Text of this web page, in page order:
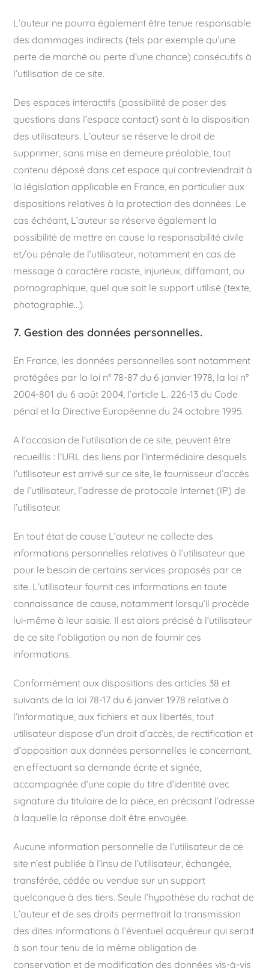
L’auteur ne pourra également être tenue responsable
des dommages indirects (tels par exemple qu’une
perte de marché ou perte d’une chance) consécutifs à
l’utilisation de ce site.
Des espaces interactifs (possibilité de poser des
questions dans l’espace contact) sont à la disposition
des utilisateurs. L’auteur se réserve le droit de
supprimer, sans mise en demeure préalable, tout
contenu déposé dans cet espace qui contreviendrait à
la législation applicable en France, en particulier aux
dispositions relatives à la protection des données. Le
cas échéant, L’auteur se réserve également la
possibilité de mettre en cause la responsabilité civile
et/ou pénale de l’utilisateur, notamment en cas de
message à caractère raciste, injurieux, diffamant, ou
pornographique, quel que soit le support utilisé (texte,
photographie…).
7. Gestion des données personnelles.
En France, les données personnelles sont notamment
protégées par la loi n° 78-87 du 6 janvier 1978, la loi n°
2004-801 du 6 août 2004, l’article L. 226-13 du Code
pénal et la Directive Européenne du 24 octobre 1995.
A l’occasion de l’utilisation de ce site, peuvent être
recueillis : l’URL des liens par l’intermédiaire desquels
l’utilisateur est arrivé sur ce site, le fournisseur d’accès
de l’utilisateur, l’adresse de protocole Internet (IP) de
l’utilisateur.
En tout état de cause L’auteur ne collecte des
informations personnelles relatives à l’utilisateur que
pour le besoin de certains services proposés par ce
site. L’utilisateur fournit ces informations en toute
connaissance de cause, notamment lorsqu’il procède
lui-même à leur saisie. Il est alors précisé à l’utilisateur
de ce site l’obligation ou non de fournir ces
informations.
Conformément aux dispositions des articles 38 et
suivants de la loi 78-17 du 6 janvier 1978 relative à
l’informatique, aux fichiers et aux libertés, tout
utilisateur dispose d’un droit d’accès, de rectification et
d’opposition aux données personnelles le concernant,
en effectuant sa demande écrite et signée,
accompagnée d’une copie du titre d’identité avec
signature du titulaire de la pièce, en précisant l’adresse
à laquelle la réponse doit être envoyée.
Aucune information personnelle de l’utilisateur de ce
site n’est publiée à l’insu de l’utilisateur, échangée,
transférée, cédée ou vendue sur un support
quelconque à des tiers. Seule l’hypothèse du rachat de
L’auteur et de ses droits permettrait la transmission
des dites informations à l’éventuel acquéreur qui serait
à son tour tenu de la même obligation de
conservation et de modification des données vis-à-vis